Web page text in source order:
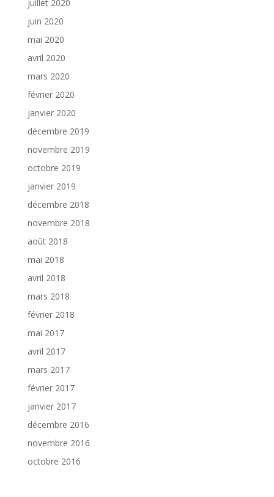
juillet 2020
juin 2020
mai 2020
avril 2020
mars 2020
février 2020
janvier 2020
décembre 2019
novembre 2019
octobre 2019
janvier 2019
décembre 2018
novembre 2018
août 2018
mai 2018
avril 2018
mars 2018
février 2018
mai 2017
avril 2017
mars 2017
février 2017
janvier 2017
décembre 2016
novembre 2016
octobre 2016